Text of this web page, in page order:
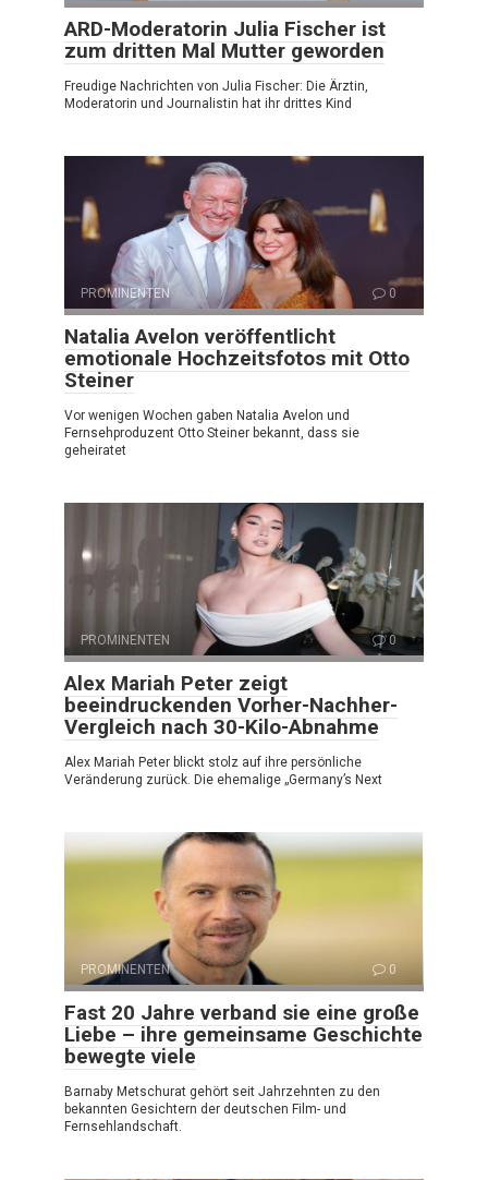
ARD-Moderatorin Julia Fischer ist
zum dritten Mal Mutter geworden
Freudige Nachrichten von Julia Fischer: Die Ärztin,
Moderatorin und Journalistin hat ihr drittes Kind
PROMINENTEN 0
Natalia Avelon veröffentlicht
emotionale Hochzeitsfotos mit Otto
Steiner
Vor wenigen Wochen gaben Natalia Avelon und
Fernsehproduzent Otto Steiner bekannt, dass sie
geheiratet
PROMINENTEN 0
Alex Mariah Peter zeigt
beeindruckenden Vorher-Nachher-
Vergleich nach 30-Kilo-Abnahme
Alex Mariah Peter blickt stolz auf ihre persönliche
Veränderung zurück. Die ehemalige „Germany’s Next
PROMINENTEN 0
Fast 20 Jahre verband sie eine große
Liebe – ihre gemeinsame Geschichte
bewegte viele
Barnaby Metschurat gehört seit Jahrzehnten zu den
bekannten Gesichtern der deutschen Film- und
Fernsehlandschaft.